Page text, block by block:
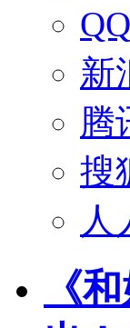
新
腾
搜
人
《